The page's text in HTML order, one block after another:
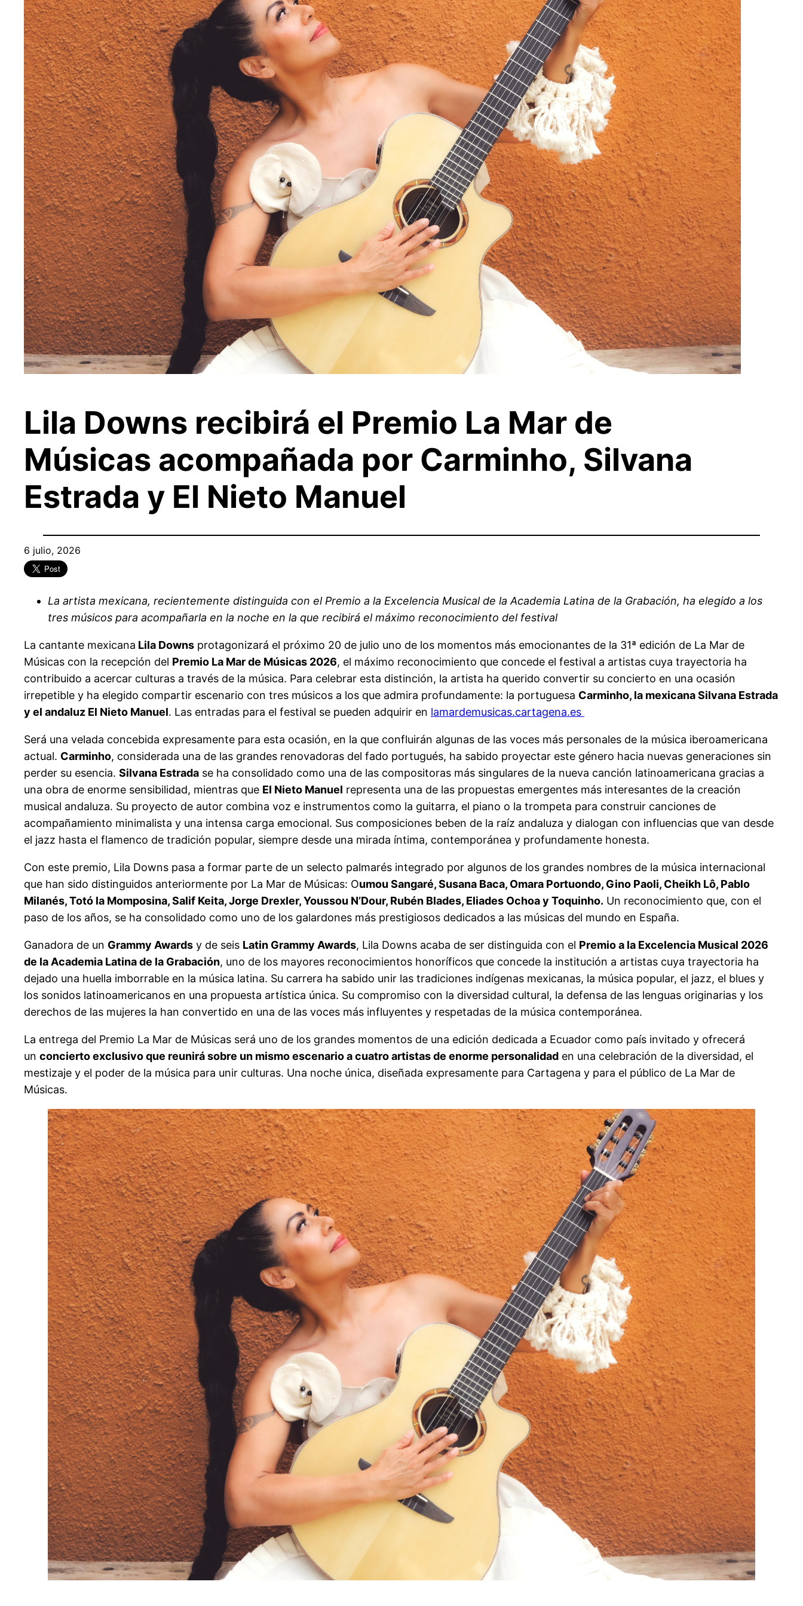
Lila Downs recibirá el Premio La Mar de
Músicas acompañada por Carminho, Silvana
Estrada y El Nieto Manuel
6 julio, 2026
La artista mexicana, recientemente distinguida con el Premio a la Excelencia Musical de la Academia Latina de la Grabación, ha elegido a los
tres músicos para acompañarla en la noche en la que recibirá el máximo reconocimiento del festival
La cantante mexicana Lila Downs protagonizará el próximo 20 de julio uno de los momentos más emocionantes de la 31ª edición de La Mar de
Músicas con la recepción del Premio La Mar de Músicas 2026, el máximo reconocimiento que concede el festival a artistas cuya trayectoria ha
contribuido a acercar culturas a través de la música. Para celebrar esta distinción, la artista ha querido convertir su concierto en una ocasión
irrepetible y ha elegido compartir escenario con tres músicos a los que admira profundamente: la portuguesa Carminho, la mexicana Silvana Estrada
y el andaluz El Nieto Manuel. Las entradas para el festival se pueden adquirir en lamardemusicas.cartagena.es
Será una velada concebida expresamente para esta ocasión, en la que confluirán algunas de las voces más personales de la música iberoamericana
actual. Carminho, considerada una de las grandes renovadoras del fado portugués, ha sabido proyectar este género hacia nuevas generaciones sin
perder su esencia. Silvana Estrada se ha consolidado como una de las compositoras más singulares de la nueva canción latinoamericana gracias a
una obra de enorme sensibilidad, mientras que El Nieto Manuel representa una de las propuestas emergentes más interesantes de la creación
musical andaluza. Su proyecto de autor combina voz e instrumentos como la guitarra, el piano o la trompeta para construir canciones de
acompañamiento minimalista y una intensa carga emocional. Sus composiciones beben de la raíz andaluza y dialogan con influencias que van desde
el jazz hasta el flamenco de tradición popular, siempre desde una mirada íntima, contemporánea y profundamente honesta.
Con este premio, Lila Downs pasa a formar parte de un selecto palmarés integrado por algunos de los grandes nombres de la música internacional
que han sido distinguidos anteriormente por La Mar de Músicas: Oumou Sangaré, Susana Baca, Omara Portuondo, Gino Paoli, Cheikh Lô, Pablo
Milanés, Totó la Momposina, Salif Keita, Jorge Drexler, Youssou N’Dour, Rubén Blades, Eliades Ochoa y Toquinho. Un reconocimiento que, con el
paso de los años, se ha consolidado como uno de los galardones más prestigiosos dedicados a las músicas del mundo en España.
Ganadora de un Grammy Awards y de seis Latin Grammy Awards, Lila Downs acaba de ser distinguida con el Premio a la Excelencia Musical 2026
de la Academia Latina de la Grabación, uno de los mayores reconocimientos honoríficos que concede la institución a artistas cuya trayectoria ha
dejado una huella imborrable en la música latina. Su carrera ha sabido unir las tradiciones indígenas mexicanas, la música popular, el jazz, el blues y
los sonidos latinoamericanos en una propuesta artística única. Su compromiso con la diversidad cultural, la defensa de las lenguas originarias y los
derechos de las mujeres la han convertido en una de las voces más influyentes y respetadas de la música contemporánea.
La entrega del Premio La Mar de Músicas será uno de los grandes momentos de una edición dedicada a Ecuador como país invitado y ofrecerá
un concierto exclusivo que reunirá sobre un mismo escenario a cuatro artistas de enorme personalidad en una celebración de la diversidad, el
mestizaje y el poder de la música para unir culturas. Una noche única, diseñada expresamente para Cartagena y para el público de La Mar de
Músicas.